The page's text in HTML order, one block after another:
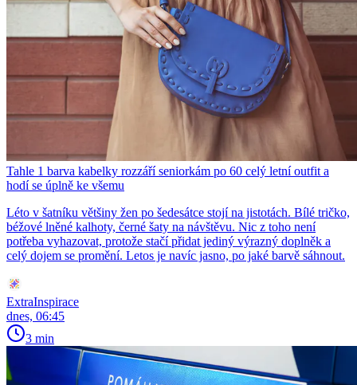
Tahle 1 barva kabelky rozzáří seniorkám po 60 celý letní outfit a
hodí se úplně ke všemu
Léto v šatníku většiny žen po šedesátce stojí na jistotách. Bílé tričko,
béžové lněné kalhoty, černé šaty na návštěvu. Nic z toho není
potřeba vyhazovat, protože stačí přidat jediný výrazný doplněk a
celý dojem se promění. Letos je navíc jasno, po jaké barvě sáhnout.
ExtraInspirace
dnes, 06:45
3 min